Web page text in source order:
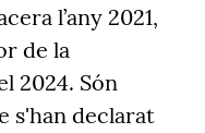
l’any 2021,
de la
2024. Són
s'han declarat